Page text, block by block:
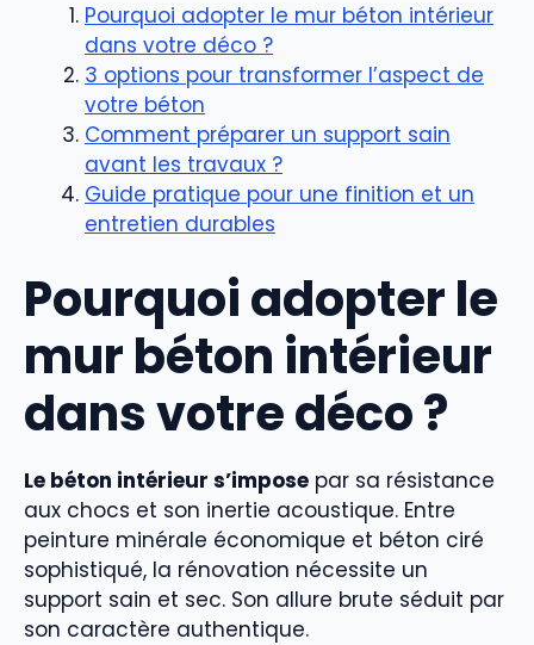
Pourquoi adopter le mur béton intérieur
dans votre déco ?
3 options pour transformer l’aspect de
votre béton
Comment préparer un support sain
avant les travaux ?
Guide pratique pour une finition et un
entretien durables
Pourquoi adopter le
mur béton intérieur
dans votre déco ?
Le béton intérieur s’impose par sa résistance
aux chocs et son inertie acoustique. Entre
peinture minérale économique et béton ciré
sophistiqué, la rénovation nécessite un
support sain et sec. Son allure brute séduit par
son caractère authentique.